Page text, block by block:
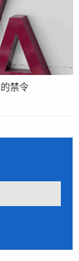
禁令